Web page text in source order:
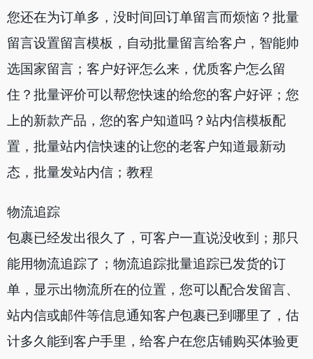
您还在为订单多，没时间回订单留言而烦恼？批量
留言设置留言模板，自动批量留言给客户，智能帅
选国家留言；客户好评怎么来，优质客户怎么留
住？批量评价可以帮您快速的给您的客户好评；您
上的新款产品，您的客户知道吗？站内信模板配
置，批量站内信快速的让您的老客户知道最新动
态，批量发站内信；教程
物流追踪
包裹已经发出很久了，可客户一直说没收到；那只
能用物流追踪了；物流追踪批量追踪已发货的订
单，显示出物流所在的位置，您可以配合发留言、
站内信或邮件等信息通知客户包裹已到哪里了，估
计多久能到客户手里，给客户在您店铺购买体验更